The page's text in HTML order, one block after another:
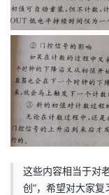
这些内容相当于对
创”，希望对大家复